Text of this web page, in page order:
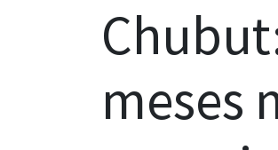
meses